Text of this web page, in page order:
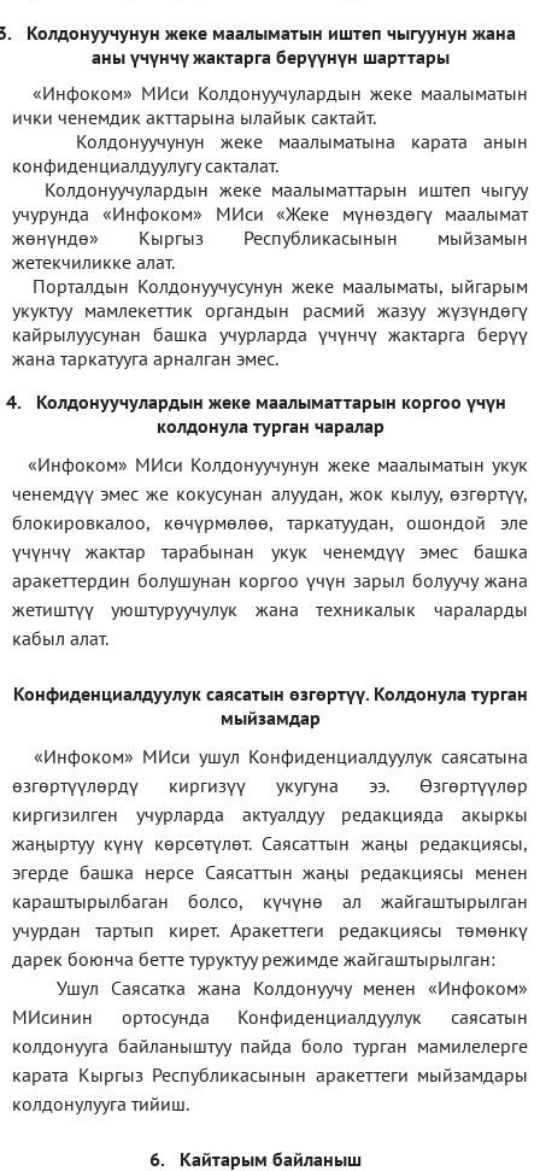
Колдонуучунун жеке маалыматын иштеп чыгуунун жана
аны үчүнчү жактарга берүүнүн шарттары
«Инфоком» МИси Колдонуучулардын жеке маалыматын
ички ченемдик акттарына ылайык сактайт.
Колдонуучунун жеке маалыматына карата анын
конфиденциалдуулугу сакталат.
Колдонуучулардын жеке маалыматтарын иштеп чыгуу
учурунда «Инфоком» МИси«Жеке мүнөздөгү маалымат
жөнүндө» Кыргыз Республикасынын мыйзамын
жетекчиликке алат.
Порталдын Колдонуучусунун жеке маалыматы, ыйгарым
укуктуу мамлекеттик органдын расмий жазуу жүзүндөгү
кайрылуусунан башка учурларда үчүнчү жактарга берүү
жана таркатууга арналган эмес.
4.
Колдонуучулардын жеке маалыматтарын коргоо үчүн
колдонула турган чаралар
«Инфоком» МИси Колдонуучунун жеке маалыматын укук
ченемдүү эмес же кокусунан алуудан, жок кылуу, өзгөртүү,
блокировкалоо, көчүрмөлөө, таркатуудан, ошондой эле
үчүнчү жактар тарабынан укук ченемдүү эмес башка
аракеттердин болушунан коргоо үчүн зарыл болуучу жана
жетиштүү уюштуруучулук жана техникалык чараларды
кабыл алат.
Конфиденциалдуулук саясатын өзгөртүү. Колдонула турган
мыйзамдар
«Инфоком» МИси ушул Конфиденциалдуулук саясатына
өзгөртүүлөрдү киргизүү укугуна ээ. Өзгөртүүлөр
киргизилген учурларда актуалдуу редакцияда акыркы
жаңыртуу күнү көрсөтүлөт. Саясаттын жаңы редакциясы,
эгерде башка нерсе Саясаттын жаңы редакциясы менен
караштырылбаган болсо, күчүнө ал жайгаштырылган
учурдан тартып кирет. Аракеттеги редакциясы төмөнкү
дарек боюнча бетте туруктуу режимде жайгаштырылган:
Ушул Саясатка жана Колдонуучу менен «Инфоком»
МИсинин ортосунда Конфиденциалдуулук саясатын
колдонууга байланыштуу пайда боло турган мамилелерге
карата Кыргыз Республикасынын аракеттеги мыйзамдары
колдонулууга тийиш.
6. Кайтарым байланыш